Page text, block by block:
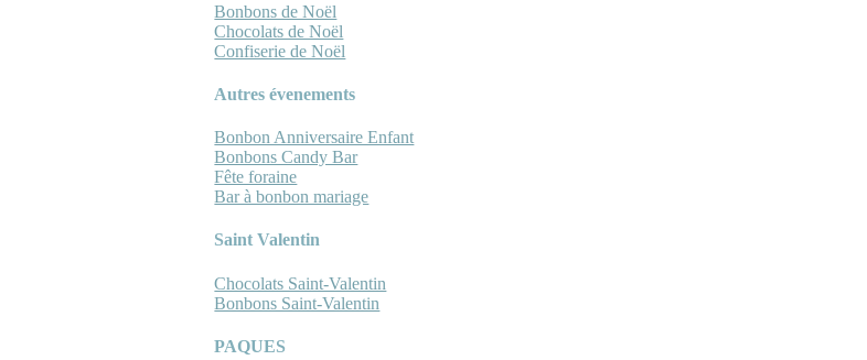
Bonbons de Noël
Chocolats de Noël
Confiserie de Noël
Autres évenements
Bonbon Anniversaire Enfant
Bonbons Candy Bar
Fête foraine
Bar à bonbon mariage
Saint Valentin
Chocolats Saint-Valentin
Bonbons Saint-Valentin
PAQUES